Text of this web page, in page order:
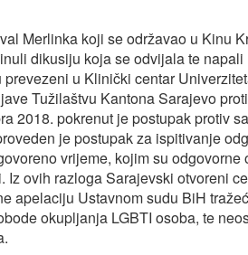
Merlinka koji se održavao u Kinu
dikusiju koja se odvijala te
u Klinički centar
Tužilaštvu Kantona Sarajevo
2018. pokrenut je postupak protiv
je postupak za ispitivanje
vrijeme, kojim su
ovih razloga Sarajevski otvoreni
apelaciju Ustavnom sudu BiH
okupljanja LGBTI osoba, te